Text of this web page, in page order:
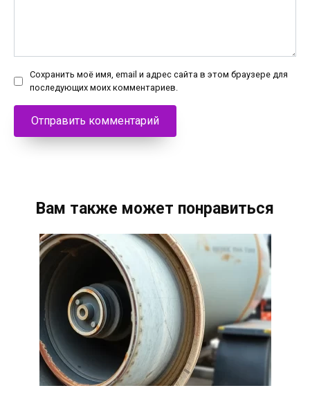
Сохранить моё имя, email и адрес сайта в этом браузере для
последующих моих комментариев.
Вам также может понравиться